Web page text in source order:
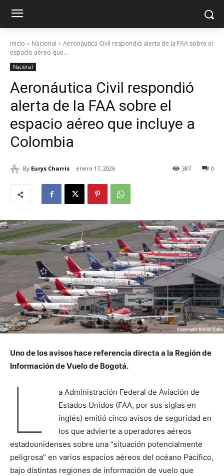
Inicio Nacional
Aeronáutica Civil respondió alerta de la FAA sobre el
espacio aéreo que...
Nacional
Aeronáutica Civil respondió
alerta de la FAA sobre el
espacio aéreo que incluye a
Colombia
By Eurys Charris enero 17, 2026 0
387
Uno de los avisos hace referencia directa a la Región de
Información de Vuelo de Bogotá.
L
a Administración Federal de Aviación de
Estados Unidos (FAA, por sus siglas en
inglés) emitió cinco avisos de seguridad en
los que advierte a operadores aéreos
estadounidenses sobre una “situación potencialmente
peligrosa” en varios espacios aéreos del océano Pacífico,
bajo distintas regiones de información de vuelo que